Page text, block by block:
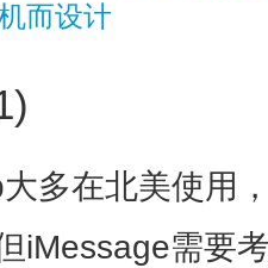
而设计
多在北美使用
iMessage需要